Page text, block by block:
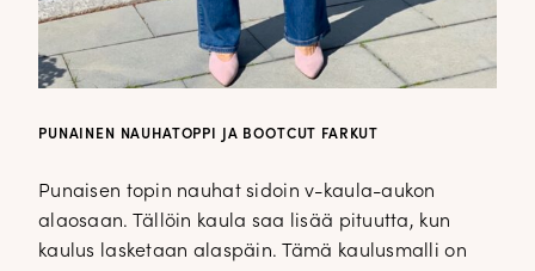
PUNAINEN NAUHATOPPI JA BOOTCUT FARKUT
Punaisen topin nauhat sidoin v-kaula-aukon
alaosaan. Tällöin kaula saa lisää pituutta, kun
kaulus lasketaan alaspäin. Tämä kaulusmalli on